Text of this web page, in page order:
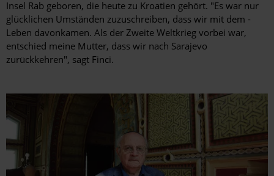
Insel Rab geboren, die heute zu Kroatien gehört. "Es war nur
glücklichen Umständen zuzuschreiben, dass wir mit dem ­
Leben davonkamen. Als der Zweite Weltkrieg vorbei war,
entschied meine Mutter, dass wir nach Sarajevo
zurückkehren", sagt Finci.